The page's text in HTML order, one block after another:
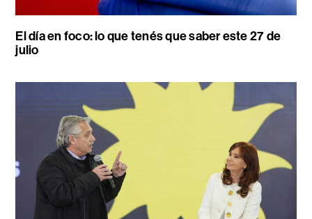
El día en foco: lo que tenés que saber este 27 de
julio